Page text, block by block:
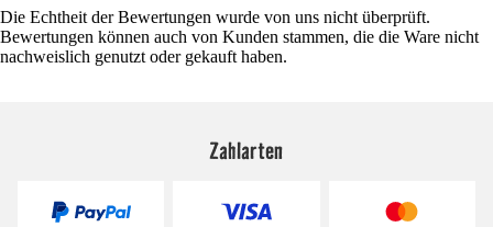
Die Echtheit der Bewertungen wurde von uns nicht überprüft.
Bewertungen können auch von Kunden stammen, die die Ware nicht
nachweislich genutzt oder gekauft haben.
Zahlarten